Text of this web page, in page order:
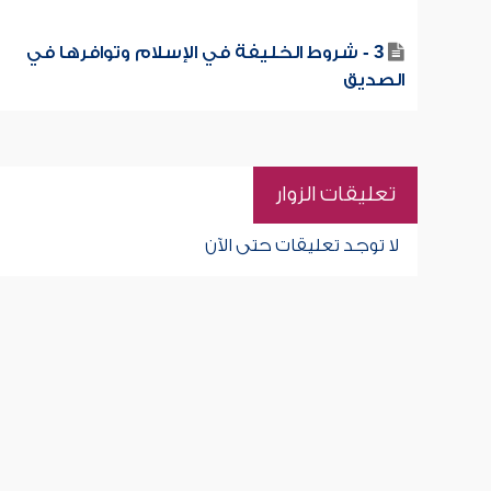
3 - شروط الخليفة في الإسلام وتوافرها في
الصديق
تعليقات الزوار
لا توجد تعليقات حتى الآن